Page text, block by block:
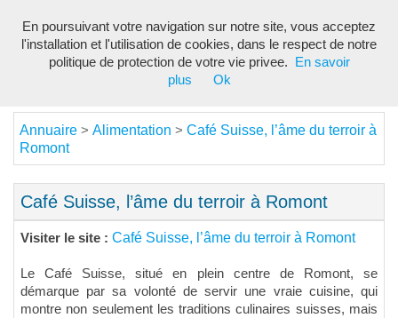
Annuaire > Alimentation > Café Suisse, l’âme du terroir à
Romont
Café Suisse, l’âme du terroir à Romont
Visiter le site : Café Suisse, l’âme du terroir à Romont
Le Café Suisse, situé en plein centre de Romont, se
démarque par sa volonté de servir une vraie cuisine, qui
montre non seulement les traditions culinaires suisses, mais
En poursuivant votre navigation sur notre site, vous acceptez
l'installation et l'utilisation de cookies, dans le respect de notre
politique de protection de votre vie privee.
En savoir
plus
Ok